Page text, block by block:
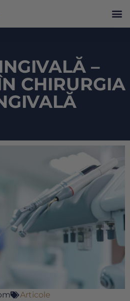
–
CHIRURGIA
Articole